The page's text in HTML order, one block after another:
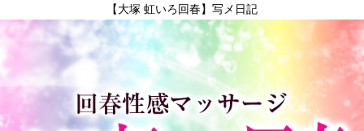
【大塚 虹いろ回春】写メ日記